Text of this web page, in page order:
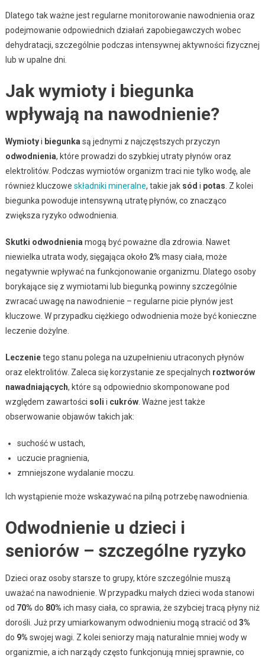
Dlatego tak ważne jest regularne monitorowanie nawodnienia oraz
podejmowanie odpowiednich działań zapobiegawczych wobec
dehydratacji, szczególnie podczas intensywnej aktywności fizycznej
lub w upalne dni.
Jak wymioty i biegunka
wpływają na nawodnienie?
Wymiotyi biegunka są jednymi z najczęstszych przyczyn
odwodnienia, które prowadzi do szybkiej utraty płynów oraz
elektrolitów. Podczas wymiotów organizm traci nie tylko wodę, ale
również kluczowe składniki mineralne, takie jak sód i potas . Z kolei
biegunka powoduje intensywną utratę płynów, co znacząco
zwiększa ryzyko odwodnienia.
Skutki odwodnienia mogą być poważne dla zdrowia. Nawet
niewielka utrata wody, sięgająca około 2% masy ciała, może
negatywnie wpływać na funkcjonowanie organizmu. Dlatego osoby
borykające się z wymiotami lub biegunką powinny szczególnie
zwracać uwagę na nawodnienie – regularne picie płynów jest
kluczowe. W przypadku ciężkiego odwodnienia może być konieczne
leczenie dożylne.
Leczenietego stanu polega na uzupełnieniu utraconych płynów
oraz elektrolitów. Zaleca się korzystanie ze specjalnych roztworów
nawadniających, które są odpowiednio skomponowane pod
względem zawartości soli i cukrów. Ważne jest także
obserwowanie objawów takich jak:
suchość w ustach,
uczucie pragnienia,
zmniejszone wydalanie moczu.
Ich wystąpienie może wskazywać na pilną potrzebę nawodnienia.
Odwodnienie u dzieci i
seniorów – szczególne ryzyko
Dzieci oraz osoby starsze to grupy, które szczególnie muszą
uważać na nawodnienie. W przypadku małych dzieci woda stanowi
od 70% do 80% ich masy ciała, co sprawia, że szybciej tracą płyny niż
dorośli. Już przy umiarkowanym odwodnieniu mogą stracić od 3%
do 9% swojej wagi. Z kolei seniorzy mają naturalnie mniej wody w
organizmie, a ich narządy często funkcjonują mniej sprawnie, co